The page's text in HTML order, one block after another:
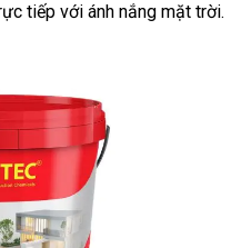
tiếp với ánh nắng mặt trời.